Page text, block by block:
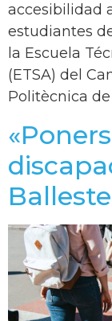
accesibilidad
estudiantes
la Escuela
(ETSA) del
Politècnica